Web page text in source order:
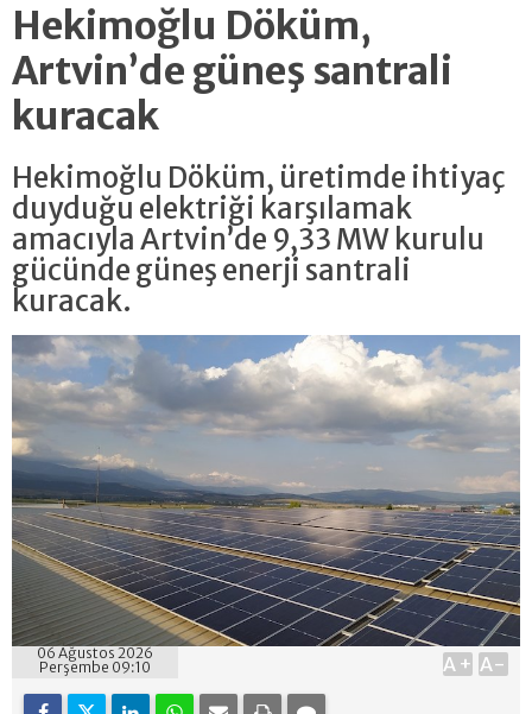
Hekimoğlu Döküm,
Artvin’de güneş santrali
kuracak
Hekimoğlu Döküm, üretimde ihtiyaç
duyduğu elektriği karşılamak
amacıyla Artvin’de 9,33 MW kurulu
gücünde güneş enerji santrali
kuracak.
06 Ağustos 2026
Perşembe 09:10
A+ A-